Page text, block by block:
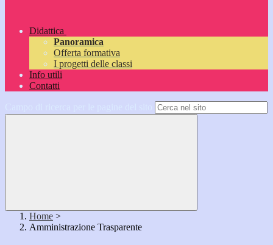
Didattica
Panoramica
Offerta formativa
I progetti delle classi
Info utili
Contatti
Home >
Amministrazione Trasparente